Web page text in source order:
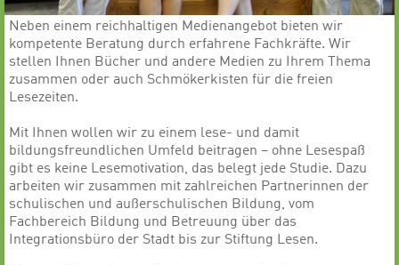
Neben einem reichhaltigen Medienangebot bieten wir
kompetente Beratung durch erfahrene Fachkräfte. Wir
stellen Ihnen Bücher und andere Medien zu Ihrem Thema
zusammen oder auch Schmökerkisten für die freien
Lesezeiten.
Mit Ihnen wollen wir zu einem lese- und damit
bildungsfreundlichen Umfeld beitragen – ohne Lesespaß
gibt es keine Lesemotivation, das belegt jede Studie. Dazu
arbeiten wir zusammen mit zahlreichen Partnerinnen der
schulischen und außerschulischen Bildung, vom
Fachbereich Bildung und Betreuung über das
Integrationsbüro der Stadt bis zur Stiftung Lesen.